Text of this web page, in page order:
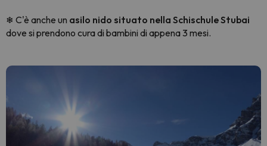
❄ C'è anche un asilo nido situato nella Schischule Stubai
dove si prendono cura di bambini di appena 3 mesi.